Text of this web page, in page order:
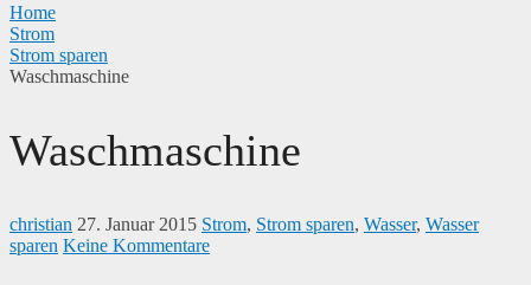
Home
Strom
Strom sparen
Waschmaschine
Waschmaschine
christian 27. Januar 2015 Strom, Strom sparen, Wasser, Wasser
sparen Keine Kommentare